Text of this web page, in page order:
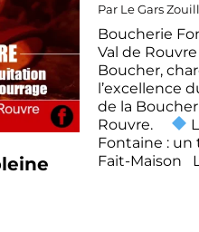
Par Le Gars
Boucherie
Val de
Boucher,
l’excellence
de la
Rouvre.
Fontaine :
Fait-Maison